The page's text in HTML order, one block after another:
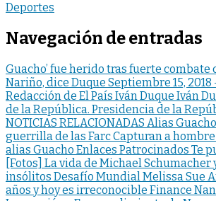
Deportes
Navegación de entradas
Guacho’ fue herido tras fuerte combate
Nariño, dice Duque Septiembre 15, 2018
Redacción de El País Iván Duque Iván
de la República. Presidencia de la
NOTICIAS RELACIONADAS Alias
guerrilla de las Farc Capturan a
alias Guacho Enlaces Patrocinados Te
[Fotos] La vida de Michael Schumacher
insólitos Desafío Mundial Melissa Sue
años y hoy es irreconocible Finance